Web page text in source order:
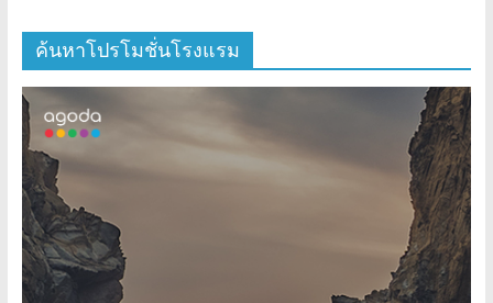
ค้นหาโปรโมชั่นโรงแรม